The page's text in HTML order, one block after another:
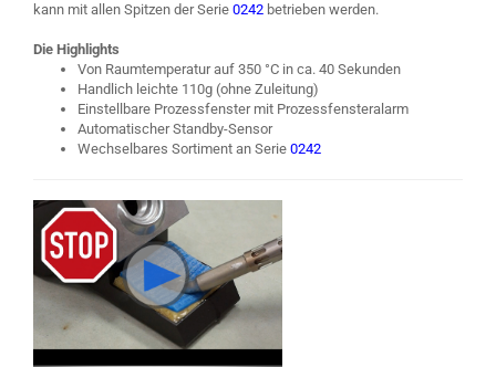
kann mit allen Spitzen der Serie 0242 betrieben werden.
Die Highlights
Von Raumtemperatur auf 350 °C in ca. 40 Sekunden
Handlich leichte 110g (ohne Zuleitung)
Einstellbare Prozessfenster mit Prozessfensteralarm
Automatischer Standby-Sensor
Wechselbares Sortiment an Serie 0242